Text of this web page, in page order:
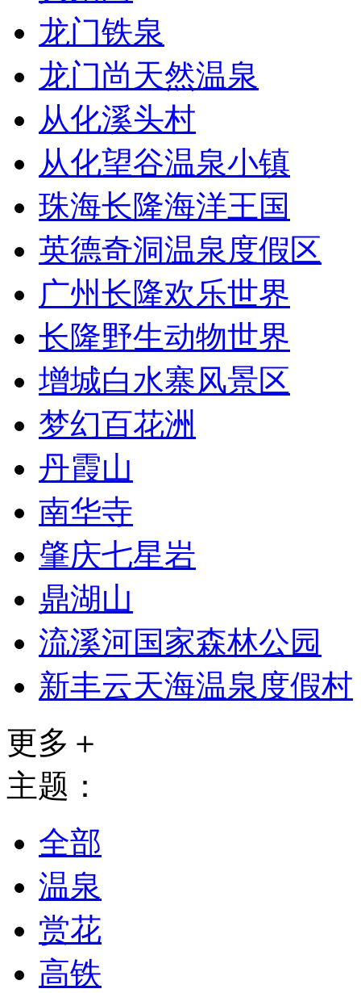
龙门铁泉
龙门尚天然温泉
从化溪头村
从化望谷温泉小镇
珠海长隆海洋王国
英德奇洞温泉度假区
广州长隆欢乐世界
长隆野生动物世界
增城白水寨风景区
梦幻百花洲
丹霞山
南华寺
肇庆七星岩
鼎湖山
流溪河国家森林公园
新丰云天海温泉度假村
更多＋
主题：
全部
温泉
赏花
高铁